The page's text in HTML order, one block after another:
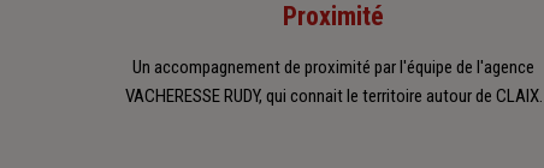
Proximité
Un accompagnement de proximité par l'équipe de l'agence
VACHERESSE RUDY, qui connait le territoire autour de CLAIX.